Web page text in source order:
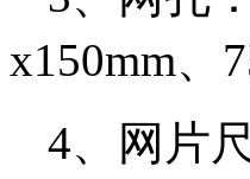
x150mm、
4、网片